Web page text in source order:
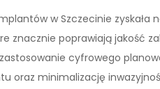
w Szczecinie zyskała
znacznie poprawiają jakość
cyfrowego
oraz minimalizację